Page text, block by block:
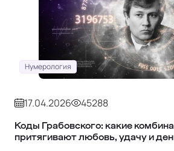
Нумерология
17.04.2026 45288
Коды Грабовского: какие
притягивают любовь, удачу и